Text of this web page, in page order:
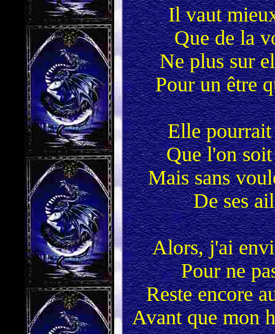
Il vaut
Que de la
Ne plus sur
Pour un être
Elle
Que l'on
Mais sans
De ses
Alors, j'ai
Pour ne
Reste encore
Avant que mon